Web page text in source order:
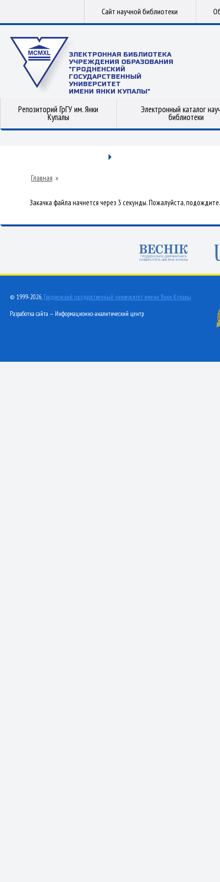
Сайт научной библиотеки
ЭЛЕКТРОННАЯ БИБЛИОТЕКА
УЧРЕЖДЕНИЯ ОБРАЗОВАНИЯ
"ГРОДНЕНСКИЙ
ГОСУДАРСТВЕННЫЙ
УНИВЕРСИТЕТ
ИМЕНИ ЯНКИ КУПАЛЫ"
Репозиторий ГрГУ им. Янки
Купалы
Электронный каталог
библиотеки
Главная »
Закачка файла начнется через 3 секунды. Пожалуйста, подождите.
© 1999-2026, Гродненский государственный университет имени Янки Купалы
Разработка сайта — Информационно-аналитический центр